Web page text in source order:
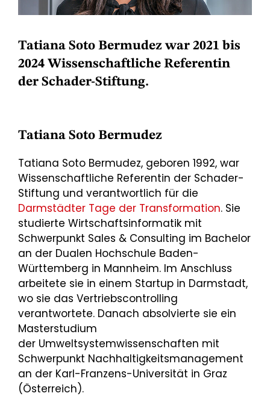
Tatiana Soto Bermudez war 2021 bis
2024 Wissenschaftliche Referentin
der Schader-Stiftung.
Tatiana Soto Bermudez
Tatiana Soto Bermudez, geboren 1992, war
Wissenschaftliche Referentin der Schader-
Stiftung und verantwortlich für die
Darmstädter Tage der Transformation. Sie
studierte Wirtschaftsinformatik mit
Schwerpunkt Sales & Consulting im Bachelor
an der Dualen Hochschule Baden-
Württemberg in Mannheim. Im Anschluss
arbeitete sie in einem Startup in Darmstadt,
wo sie das Vertriebscontrolling
verantwortete. Danach absolvierte sie ein
Masterstudium
der Umweltsystemwissenschaften mit
Schwerpunkt Nachhaltigkeitsmanagement
an der Karl-Franzens-Universität in Graz
(Österreich).